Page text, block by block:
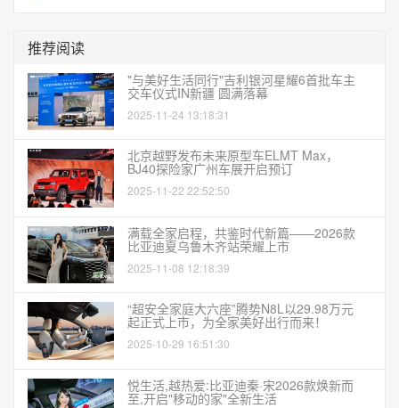
推荐阅读
"与美好生活同行"吉利银河星耀6首批车主
交车仪式IN新疆 圆满落幕
2025-11-24 13:18:31
北京越野发布未来原型车ELMT Max，
BJ40探险家广州车展开启预订
2025-11-22 22:52:50
满载全家启程，共鉴时代新篇——2026款
比亚迪夏乌鲁木齐站荣耀上市
2025-11-08 12:18:39
“超安全家庭大六座”腾势N8L以29.98万元
起正式上市，为全家美好出行而来！
2025-10-29 16:51:30
悦生活,越热爱:比亚迪秦·宋2026款焕新而
至,开启"移动的家"全新生活